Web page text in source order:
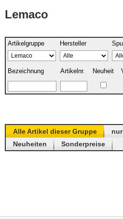
Lemaco
Artikelgruppe Hersteller
Bezeichnung Artikelnr. Neuheit
Alle Artikel dieser Gruppe
Neuheiten
Sonderpreise